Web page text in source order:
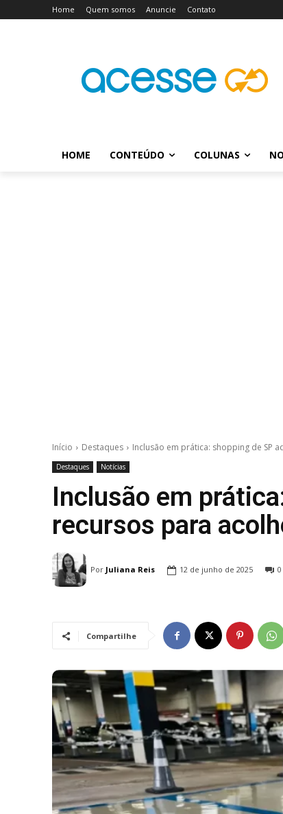
Home Quem somos Anuncie Contato
HOME CONTEÚDO COLUNAS
Início Destaques Inclusão em prática: shopping de SP
Destaques Notícias
Inclusão em
recursos para
Por Juliana Reis 12 de junho de 2025 0
Compartilhe